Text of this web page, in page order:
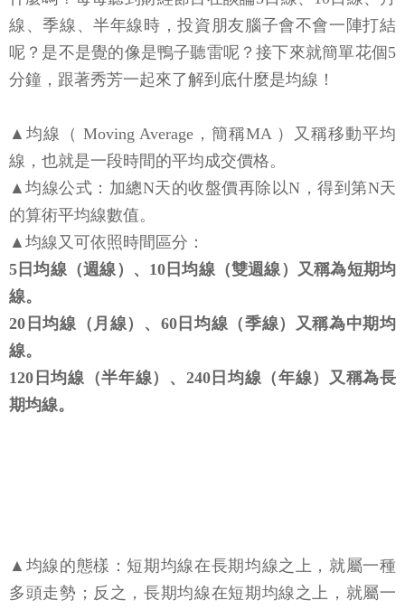
線、季線、半年線時，投資朋友腦子會不會一陣打結
呢？是不是覺的像是鴨子聽雷呢？接下來就簡單花個5
分鐘，跟著秀芳一起來了解到底什麼是均線！
▲均線（ Moving Average，簡稱MA ）又稱移動平均
線，也就是一段時間的平均成交價格。
▲均線公式：加總N天的收盤價再除以N，得到第N天
的算術平均線數值。
▲均線又可依照時間區分：
5日均線（週線）、10日均線（雙週線）又稱為短期均
線。
20日均線（月線）、60日均線（季線）又稱為中期均
線。
120日均線（半年線）、240日均線（年線）又稱為長
期均線。
▲均線的態樣：短期均線在長期均線之上，就屬一種
多頭走勢；反之，長期均線在短期均線之上，就屬一